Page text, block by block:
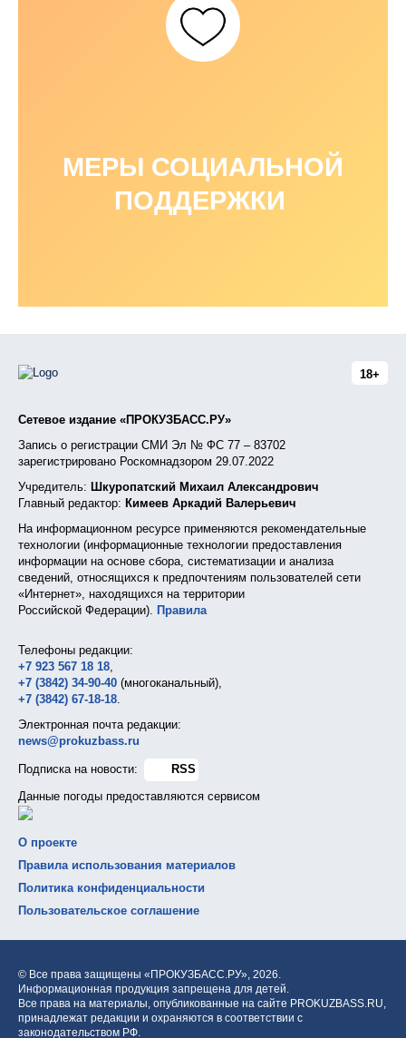
МЕРЫ СОЦИАЛЬНОЙ
ПОДДЕРЖКИ
18+
Сетевое издание «ПРОКУЗБАСС.РУ»
Запись о регистрации СМИ Эл № ФС 77 – 83702
зарегистрировано Роскомнадзором 29.07.2022
Учредитель: Шкуропатский Михаил Александрович
Главный редактор: Кимеев Аркадий Валерьевич
На информационном ресурсе применяются рекомендательные
технологии (информационные технологии предоставления
информации на основе сбора, систематизации и анализа
сведений, относящихся к предпочтениям пользователей сети
«Интернет», находящихся на территории
Российской Федерации). Правила
Телефоны редакции:
+7 923 567 18 18
+7 (3842) 34-90-40 (многоканальный),
+7 (3842) 67-18-18
Электронная почта редакции:
news@prokuzbass.ru
Подписка на новости:
RSS
Данные погоды предоставляются сервисом
О проекте
Правила использования материалов
Политика конфиденциальности
Пользовательское соглашение
© Все права защищены «ПРОКУЗБАСС.РУ», 2026.
Информационная продукция запрещена для детей.
Все права на материалы, опубликованные на сайте PROKUZBASS.RU,
принадлежат редакции и охраняются в соответствии с
законодательством РФ.